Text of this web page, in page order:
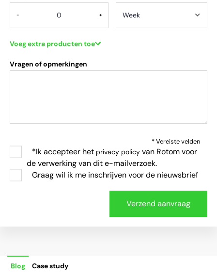
- +
Voeg extra producten toe
Vragen of opmerkingen
* Vereiste velden
*Ik accepteer het privacy policy van Rotom voor
de verwerking van dit e-mailverzoek.
Graag wil ik me inschrijven voor de nieuwsbrief
Blog Case study